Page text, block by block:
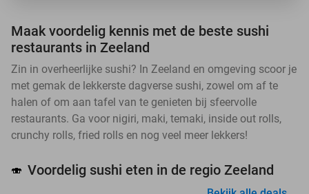
Maak voordelig kennis met de beste sushi
restaurants in Zeeland
Zin in overheerlijke sushi? In Zeeland en omgeving scoor je
met gemak de lekkerste dagverse sushi, zowel om af te
halen of om aan tafel van te genieten bij sfeervolle
restaurants. Ga voor nigiri, maki, temaki, inside out rolls,
crunchy rolls, fried rolls en nog veel meer lekkers!
🍣 Voordelig sushi eten in de regio Zeeland